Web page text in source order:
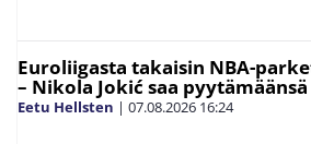
Euroliigasta takaisin NBA-
– Nikola Jokić saa
Eetu Hellsten | 07.08.2026 16:24